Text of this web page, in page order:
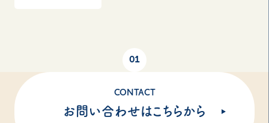
01
CONTACT
お問い合わせはこちらから